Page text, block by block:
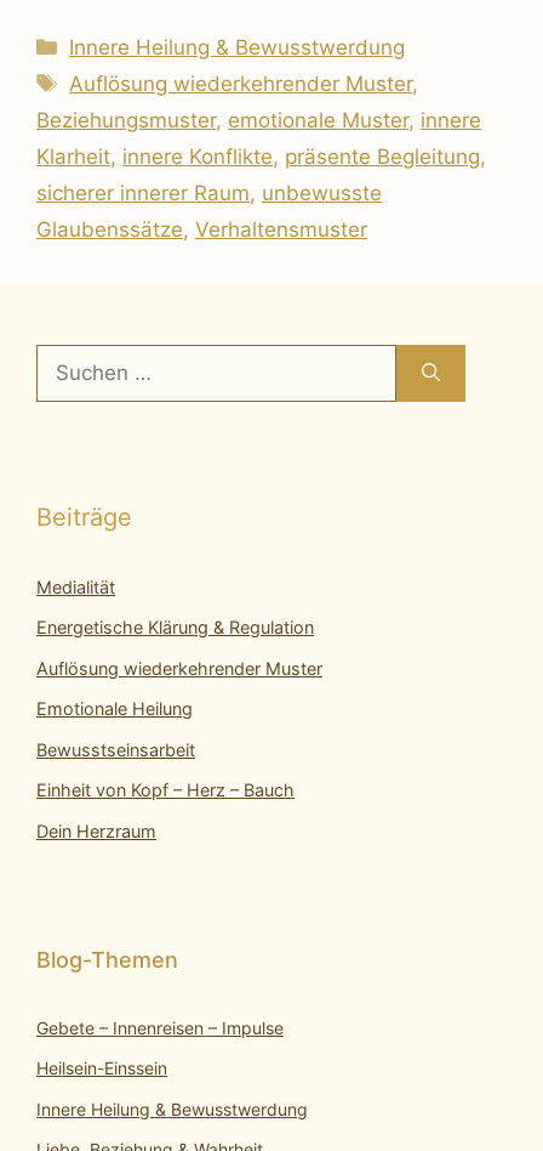
Kategorien
Innere Heilung & Bewusstwerdung
Schlagwörter
Auflösung wiederkehrender Muster,
Beziehungsmuster, emotionale Muster, innere
Klarheit, innere Konflikte, präsente Begleitung,
sicherer innerer Raum, unbewusste
Glaubenssätze, Verhaltensmuster
nach:
Beiträge
Medialität
Energetische Klärung & Regulation
Auflösung wiederkehrender Muster
Emotionale Heilung
Bewusstseinsarbeit
Einheit von Kopf – Herz – Bauch
Dein Herzraum
Gebete – Innenreisen – Impulse
Heilsein-Einssein
Innere Heilung & Bewusstwerdung